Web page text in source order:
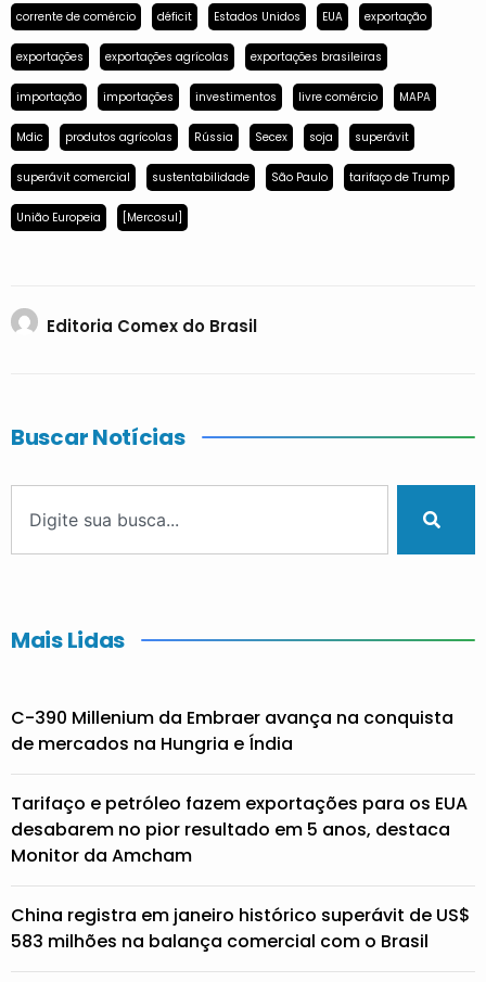
corrente de comércio déficit Estados Unidos EUA exportação
exportações exportações agrícolas exportações brasileiras
importação importações investimentos livre comércio MAPA
Mdic produtos agrícolas Rússia Secex soja superávit
superávit comercial sustentabilidade São Paulo tarifaço de Trump
União Europeia [Mercosul]
Editoria Comex do Brasil
Buscar Notícias
Mais Lidas
C-390 Millenium da Embraer avança na conquista
de mercados na Hungria e Índia
Tarifaço e petróleo fazem exportações para os EUA
desabarem no pior resultado em 5 anos, destaca
Monitor da Amcham
China registra em janeiro histórico superávit de US$
583 milhões na balança comercial com o Brasil